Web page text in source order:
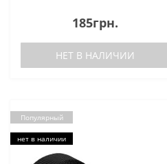
185грн.
НЕТ В НАЛИЧИИ
Популярный
нет в наличии